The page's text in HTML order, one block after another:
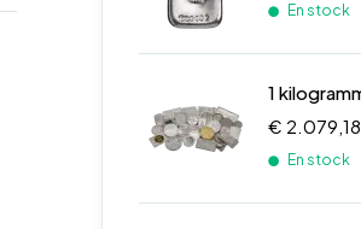
En stock
€ 2.079,18
En stock